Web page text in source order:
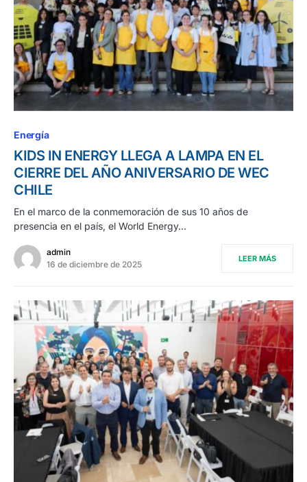
Energía
KIDS IN ENERGY LLEGA A LAMPA EN EL
CIERRE DEL AÑO ANIVERSARIO DE WEC
CHILE
En el marco de la conmemoración de sus 10 años de
presencia en el país, el World Energy…
admin
16 de diciembre de 2025
LEER MÁS